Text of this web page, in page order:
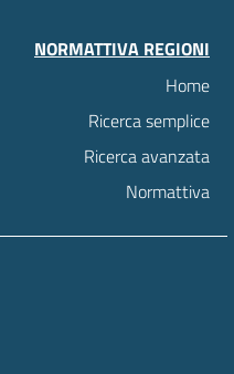
NORMATTIVA REGIONI
Home
Ricerca semplice
Ricerca avanzata
Normattiva